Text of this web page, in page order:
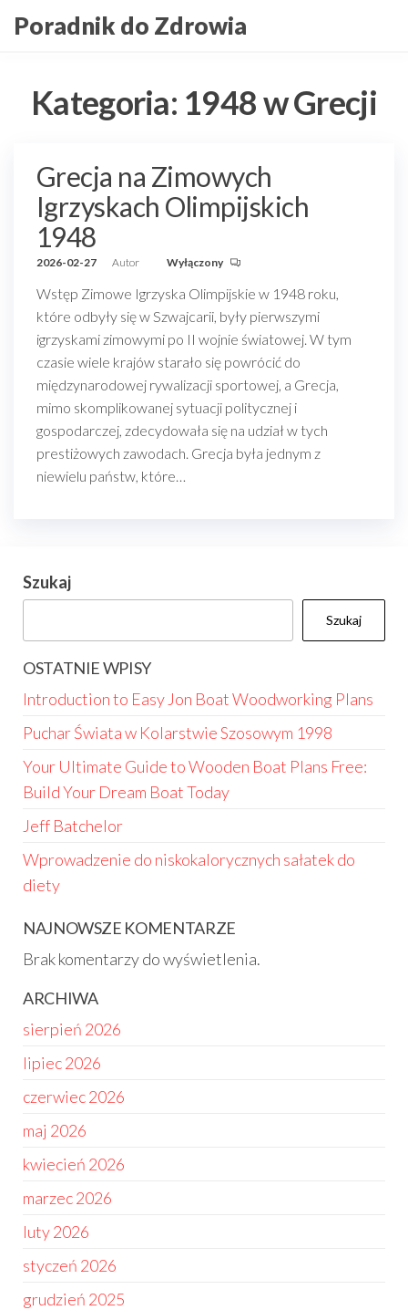
doPoradnik do Zdrowia
Kategoria: 1948 w Grecji
Grecja na Zimowych
Igrzyskach Olimpijskich
1948
2026-02-27 Autor Wyłączony
Wstęp Zimowe Igrzyska Olimpijskie w 1948 roku,
które odbyły się w Szwajcarii, były pierwszymi
igrzyskami zimowymi po II wojnie światowej. W tym
czasie wiele krajów starało się powrócić do
międzynarodowej rywalizacji sportowej, a Grecja,
mimo skomplikowanej sytuacji politycznej i
gospodarczej, zdecydowała się na udział w tych
prestiżowych zawodach. Grecja była jednym z
niewielu państw, które…
Szukaj
Szukaj
OSTATNIE WPISY
Introduction to Easy Jon Boat Woodworking Plans
Puchar Świata w Kolarstwie Szosowym 1998
Your Ultimate Guide to Wooden Boat Plans Free:
Build Your Dream Boat Today
Jeff Batchelor
Wprowadzenie do niskokalorycznych sałatek do
diety
NAJNOWSZE KOMENTARZE
Brak komentarzy do wyświetlenia.
ARCHIWA
sierpień 2026
lipiec 2026
czerwiec 2026
maj 2026
kwiecień 2026
marzec 2026
luty 2026
styczeń 2026
grudzień 2025